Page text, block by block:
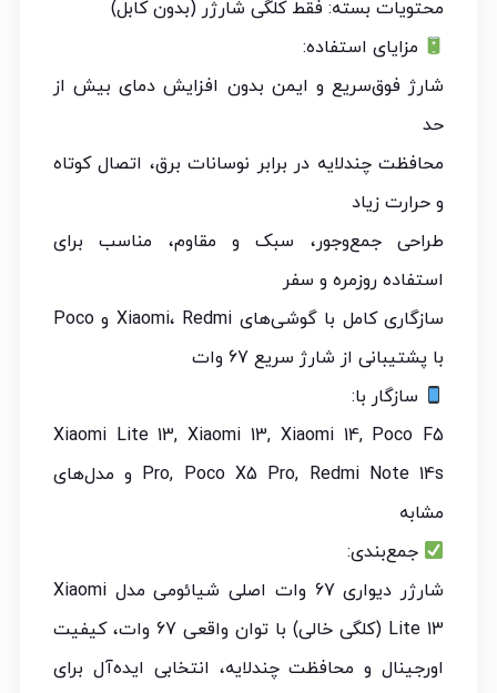
محتویات بسته: فقط کلگی شارژر (بدون کابل)
مزایای استفاده:
شارژ فوق‌سریع و ایمن بدون افزایش دمای بیش از
حد
محافظت چندلایه در برابر نوسانات برق، اتصال کوتاه
و حرارت زیاد
طراحی جمع‌وجور، سبک و مقاوم، مناسب برای
استفاده روزمره و سفر
سازگاری کامل با گوشی‌های Xiaomi، Redmi و Poco
با پشتیبانی از شارژ سریع 67 وات
سازگار با:
Xiaomi Lite 13, Xiaomi 13, Xiaomi 14, Poco F5
Pro, Poco X5 Pro, Redmi Note 14s و مدل‌های
مشابه
جمع‌بندی:
شارژر دیواری 67 وات اصلی شیائومی مدل Xiaomi
Lite 13 (کلگی خالی) با توان واقعی 67 وات، کیفیت
اورجینال و محافظت چندلایه، انتخابی ایده‌آل برای